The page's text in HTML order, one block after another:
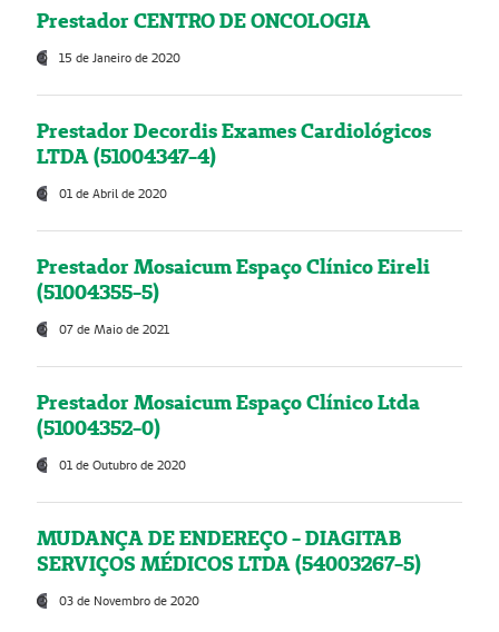
Prestador CENTRO DE ONCOLOGIA
15 de Janeiro de 2020
Prestador Decordis Exames Cardiológicos
LTDA (51004347-4)
01 de Abril de 2020
Prestador Mosaicum Espaço Clínico Eireli
(51004355-5)
07 de Maio de 2021
Prestador Mosaicum Espaço Clínico Ltda
(51004352-0)
01 de Outubro de 2020
MUDANÇA DE ENDEREÇO - DIAGITAB
SERVIÇOS MÉDICOS LTDA (54003267-5)
03 de Novembro de 2020